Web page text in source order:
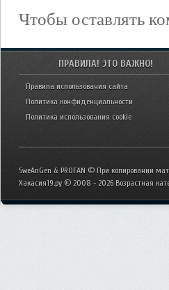
Чтобы оставлять
ПРАВИЛА! ЭТО ВАЖНО!
Правила использования сайта
Политика конфиденциальности
Политика использования cookie
SweAnGen & PROFAN © При копировании
Хакасия19.ру © 2008 - 2026 Возрастная